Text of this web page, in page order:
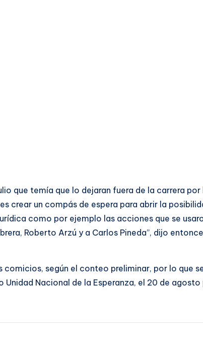
que temía que lo dejaran fuera de la carrera por
crear un compás de espera para abrir la
como por ejemplo las acciones que se
Roberto Arzú y a Carlos Pineda”, dijo
según el conteo preliminar, por lo que
Unidad Nacional de la Esperanza, el 20 de